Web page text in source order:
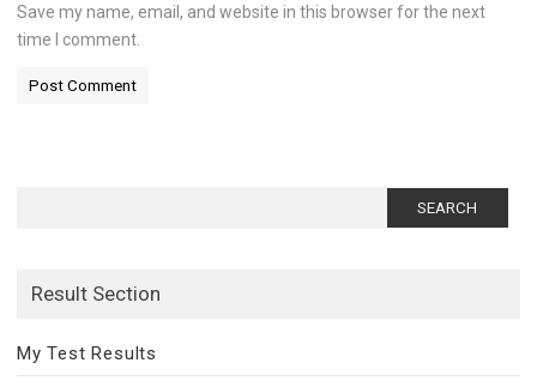
Save my name, email, and website in this browser for the next
time I comment.
Result Section
My Test Results